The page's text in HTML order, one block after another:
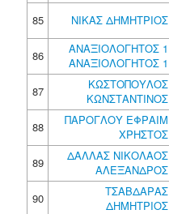
85
ΝΙΚΑΣ ΔΗΜΗΤΡΙΟΣ
86
ΑΝΑΞΙΟΛΟΓΗΤΟΣ 1
ΑΝΑΞΙΟΛΟΓΗΤΟΣ 1
87
ΚΩΣΤΟΠΟΥΛΟΣ
ΚΩΝΣΤΑΝΤΙΝΟΣ
88
ΠΑΡΟΓΛΟΥ ΕΦΡΑΙΜ
ΧΡΗΣΤΟΣ
89
ΔΑΛΛΑΣ ΝΙΚΟΛΑΟΣ
ΑΛΕΞΑΝΔΡΟΣ
90
ΤΣΑΒΔΑΡΑΣ
ΔΗΜΗΤΡΙΟΣ